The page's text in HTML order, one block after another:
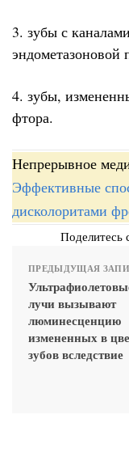
3. зубы с
эндометазоновой
4. зубы,
фтора.
Непрерывное
Эффективные
дисколоритами
Поделитесь
ПРЕДЫДУЩАЯ
лучи вызывают
люминесценцию
измененных в
зубов вследствие